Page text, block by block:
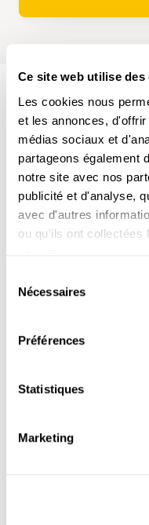
Ce site web utilise des
Les cookies nous
et les annonces,
médias sociaux et
partageons également
notre site avec nos
publicité et d'analyse,
avec d'autres
ou qu'ils ont collectées
Nécessaires
Préférences
Statistiques
Marketing
PARCOURS